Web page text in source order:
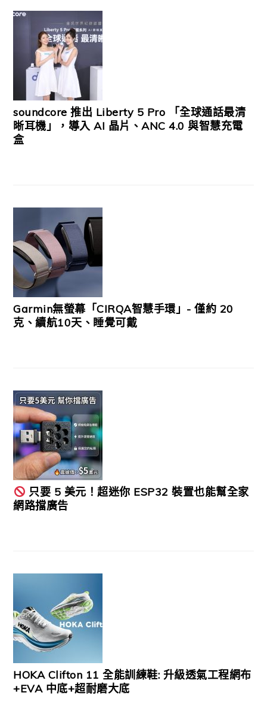
soundcore 推出 Liberty 5 Pro 「全球通話最清
晰耳機」，導入 AI 晶片、ANC 4.0 與智慧充電
盒
Garmin無螢幕「CIRQA智慧手環」- 僅約 20
克、續航10天、睡覺可戴
只要 5 美元！超迷你 ESP32 裝置也能幫全家
網路擋廣告
HOKA Clifton 11 全能訓練鞋: 升級透氣工程網布
+EVA 中底+超耐磨大底